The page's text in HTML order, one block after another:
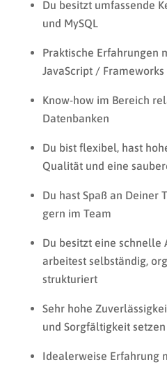
Du besitzt umfassende
und MySQL
Praktische Erfahrungen
JavaScript / Frameworks
Know-how im Bereich
Datenbanken
Du bist flexibel, hast
Qualität und eine
Du hast Spaß an Deiner
gern im Team
Du besitzt eine schnelle
arbeitest selbständig,
strukturiert
Sehr hohe
und Sorgfältigkeit
Idealerweise Erfahrung